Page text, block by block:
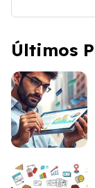
Últimos